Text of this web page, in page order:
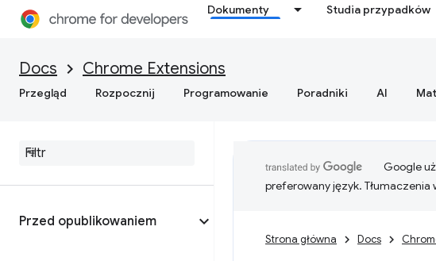
Dokumenty Studia przypadków
Docs Chrome Extensions
Przegląd Rozpocznij Programowanie Poradniki AI
Przed opublikowaniem
Google
preferowany język.
Strona główna Docs